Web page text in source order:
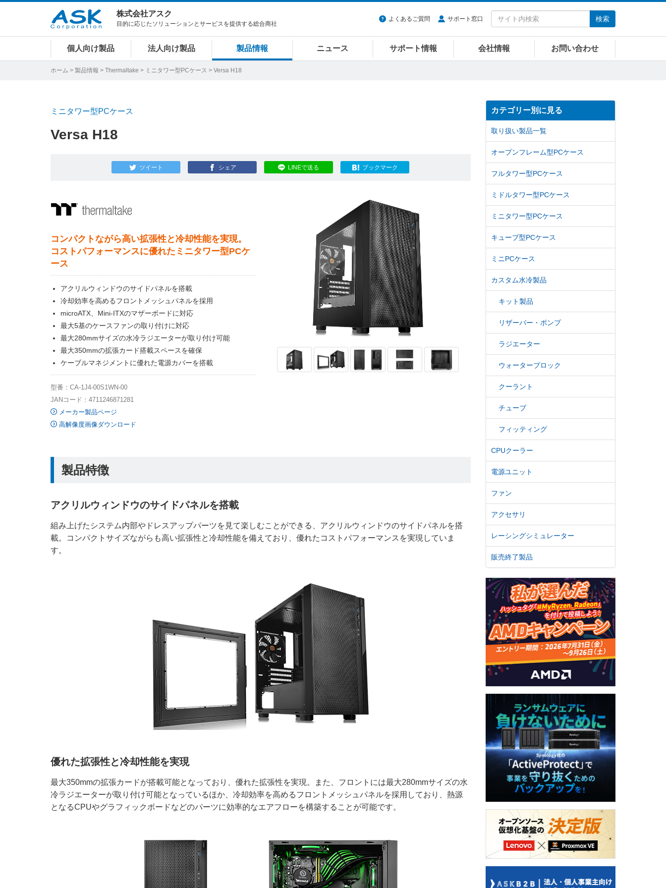
株式会社アスク
目的に応じたソリューションとサービスを提供する総合商社
よくあるご質問 サポート窓口 検索
個人向け製品 法人向け製品 製品情報 ニュース サポート情報 会社情報 お問い合わせ
ホーム > 製品情報 > Thermaltake > ミニタワー型PCケース > Versa H18
ミニタワー型PCケース
Versa H18
ツイート シェア LINEで送る ブックマーク
コンパクトながら高い拡張性と冷却性能を実現。
コストパフォーマンスに優れたミニタワー型PCケ
ース
アクリルウィンドウのサイドパネルを搭載
冷却効率を高めるフロントメッシュパネルを採用
microATX、Mini-ITXのマザーボードに対応
最大5基のケースファンの取り付けに対応
最大280mmサイズの水冷ラジエーターが取り付け可能
最大350mmの拡張カード搭載スペースを確保
ケーブルマネジメントに優れた電源カバーを搭載
型番：CA-1J4-00S1WN-00
JANコード：4711246871281
メーカー製品ページ
高解像度画像ダウンロード
製品特徴
アクリルウィンドウのサイドパネルを搭載
組み上げたシステム内部やドレスアップパーツを見て楽しむことができる、アクリルウィンドウのサイドパネルを搭
載。コンパクトサイズながらも高い拡張性と冷却性能を備えており、優れたコストパフォーマンスを実現していま
す。
優れた拡張性と冷却性能を実現
最大350mmの拡張カードが搭載可能となっており、優れた拡張性を実現。また、フロントには最大280mmサイズの水
冷ラジエーターが取り付け可能となっているほか、冷却効率を高めるフロントメッシュパネルを採用しており、熱源
となるCPUやグラフィックボードなどのパーツに効率的なエアフローを構築することが可能です。
カテゴリー別に見る
取り扱い製品一覧
オープンフレーム型PCケース
フルタワー型PCケース
ミドルタワー型PCケース
ミニタワー型PCケース
キューブ型PCケース
ミニPCケース
カスタム水冷製品
キット製品
リザーバー・ポンプ
ラジエーター
ウォーターブロック
クーラント
チューブ
フィッティング
CPUクーラー
電源ユニット
ファン
アクセサリ
レーシングシミュレーター
販売終了製品